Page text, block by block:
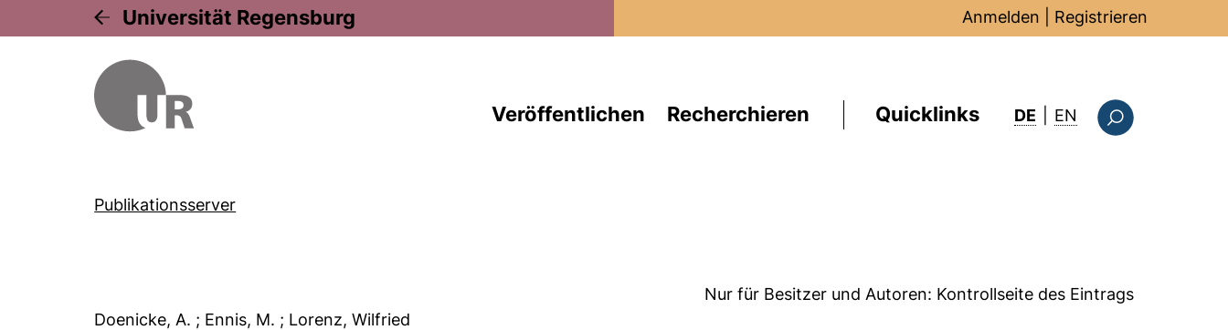
Universität Regensburg Anmelden Registrieren
Veröffentlichen Recherchieren Quicklinks DE EN : this page in
Publikationsserver
Nur für Besitzer und Autoren: Kontrollseite des Eintrags
Doenicke, A. ; Ennis, M. ; Lorenz, Wilfried